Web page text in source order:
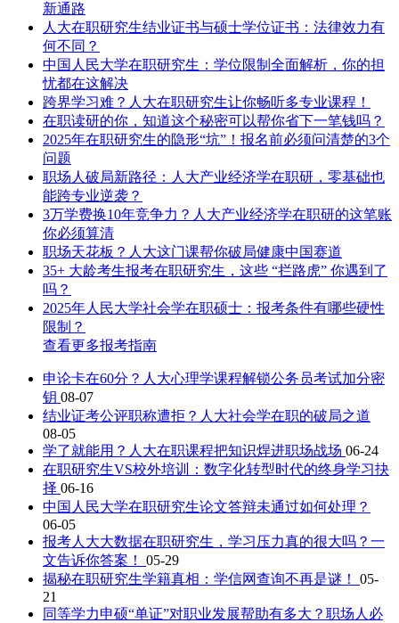
新通路
人大在职研究生结业证书与硕士学位证书：法律效力有
何不同？
中国人民大学在职研究生：学位限制全面解析，你的担
忧都在这解决
跨界学习难？人大在职研究生让你畅听多专业课程！
在职读研的你，知道这个秘密可以帮你省下一笔钱吗？
2025年在职研究生的隐形“坑”！报名前必须问清楚的3个
问题
职场人破局新路径：人大产业经济学在职研，零基础也
能跨专业逆袭？
3万学费换10年竞争力？人大产业经济学在职研的这笔账
你必须算清
职场天花板？人大这门课帮你破局健康中国赛道
35+ 大龄考生报考在职研究生，这些 “拦路虎” 你遇到了
吗？
2025年人民大学社会学在职硕士：报考条件有哪些硬性
限制？
查看更多报考指南
申论卡在60分？人大心理学课程解锁公务员考试加分密
钥 08-07
结业证考公评职称遭拒？人大社会学在职的破局之道
08-05
学了就能用？人大在职课程把知识焊进职场战场 06-24
在职研究生VS校外培训：数字化转型时代的终身学习抉
择 06-16
中国人民大学在职研究生论文答辩未通过如何处理？
06-05
报考人大大数据在职研究生，学习压力真的很大吗？一
文告诉你答案！ 05-29
揭秘在职研究生学籍真相：学信网查询不再是谜！ 05-
21
同等学力申硕“单证”对职业发展帮助有多大？职场人必